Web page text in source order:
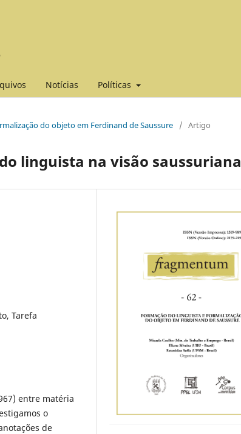
Notícias Políticas
do objeto em Ferdinand de Saussure / Artigo
linguista na visão saussuriana
Tarefa
entre matéria
o
de